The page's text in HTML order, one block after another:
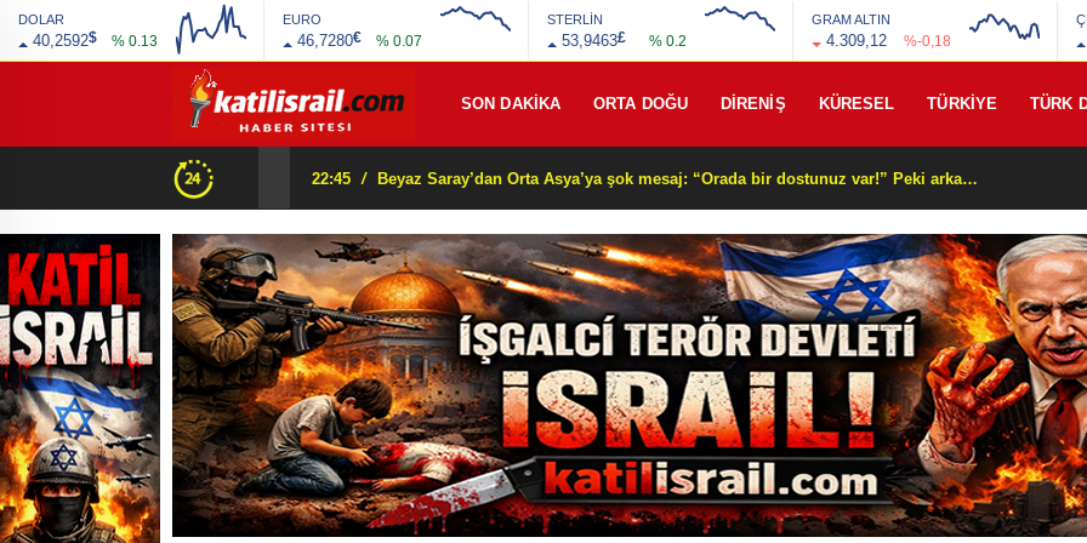
DOLAR
40,2592$ % 0.13
EURO
46,7280€ % 0.07
STERLİN
53,9463£ % 0.2
GRAM ALTIN
4.309,12 %-0,18
SON DAKİKA ORTA DOĞU DİRENİŞ KÜRESEL TÜRKİYE TÜRK
22:45 / Beyaz Saray’dan Orta Asya’ya şok mesaj: “Orada bir dostunuz var!” Peki arkasında ne var?